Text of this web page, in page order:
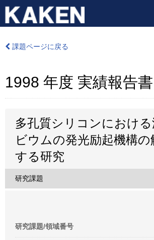
課題ページに戻る
1998 年度 実績報告書
多孔質シリコンにおけ
ビウムの発光励起機構の
する研究
研究課題
研究課題/領域番号